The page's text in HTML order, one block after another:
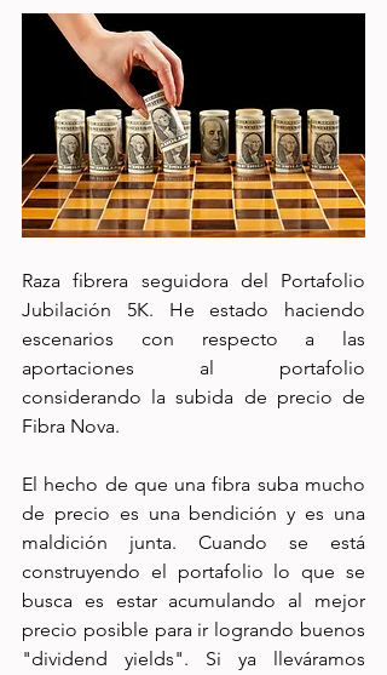
Raza fibrera seguidora del Portafolio
Jubilación 5K. He estado haciendo
escenarios con respecto a las
aportaciones al portafolio
considerando la subida de precio de
Fibra Nova.
El hecho de que una fibra suba mucho
de precio es una bendición y es una
maldición junta. Cuando se está
construyendo el portafolio lo que se
busca es estar acumulando al mejor
precio posible para ir logrando buenos
"dividend yields". Si ya lleváramos